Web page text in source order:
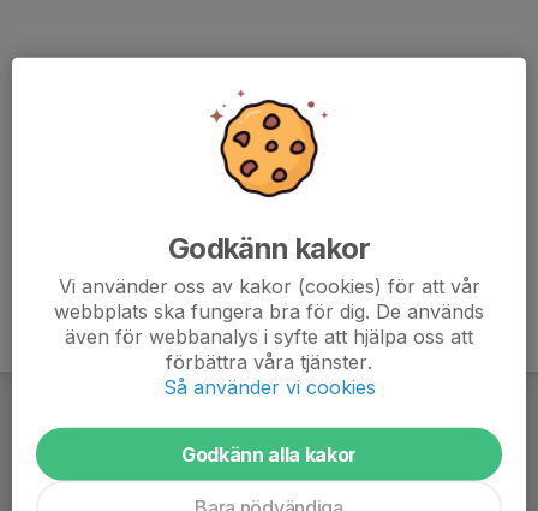
Godkänn kakor
Vi använder oss av kakor (cookies) för att vår
webbplats ska fungera bra för dig. De används
även för webbanalys i syfte att hjälpa oss att
förbättra våra tjänster.
Så använder vi cookies
Godkänn alla kakor